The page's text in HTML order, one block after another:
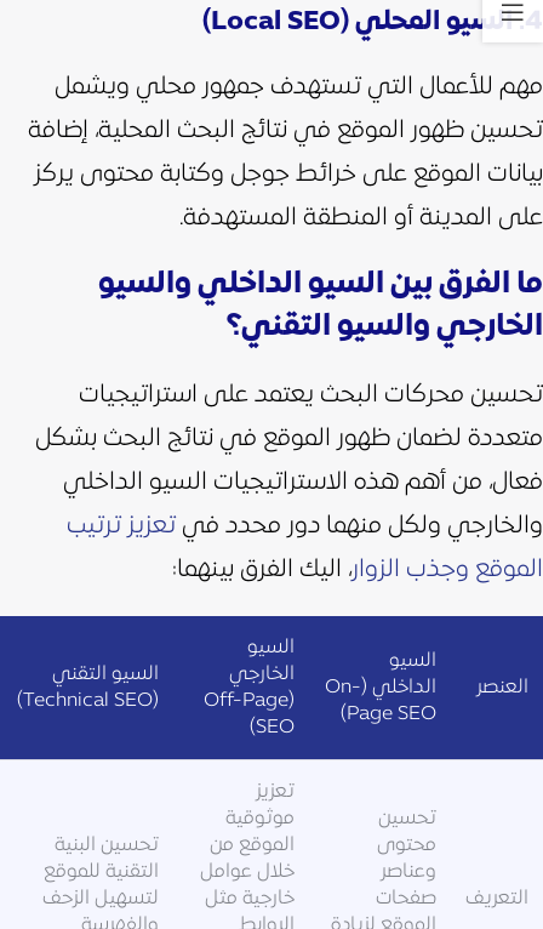
4. السيو المحلي (Local SEO)
مهم للأعمال التي تستهدف جمهور محلي ويشمل
تحسين ظهور الموقع في نتائج البحث المحلية، إضافة
بيانات الموقع على خرائط جوجل وكتابة محتوى يركز
على المدينة أو المنطقة المستهدفة.
ما الفرق بين السيو الداخلي والسيو
الخارجي والسيو التقني؟
تحسين محركات البحث يعتمد على استراتيجيات
متعددة لضمان ظهور الموقع في نتائج البحث بشكل
فعال، من أهم هذه الاستراتيجيات السيو الداخلي
والخارجي ولكل منهما دور محدد فيتعزيز ترتيب
الموقع وجذب الزوار، اليك الفرق بينهما:
العنصر
السيو
الداخلي (On-
Page SEO)
السيو
الخارجي
(Off-Page
SEO)
السيو التقني
(Technical SEO)
التعريف
تحسين
محتوى
وعناصر
صفحات
تعزيز
موثوقية
الموقع من
خلال عوامل
خارجية مثل
تحسين البنية
التقنية للموقع
لتسهيل الزحف